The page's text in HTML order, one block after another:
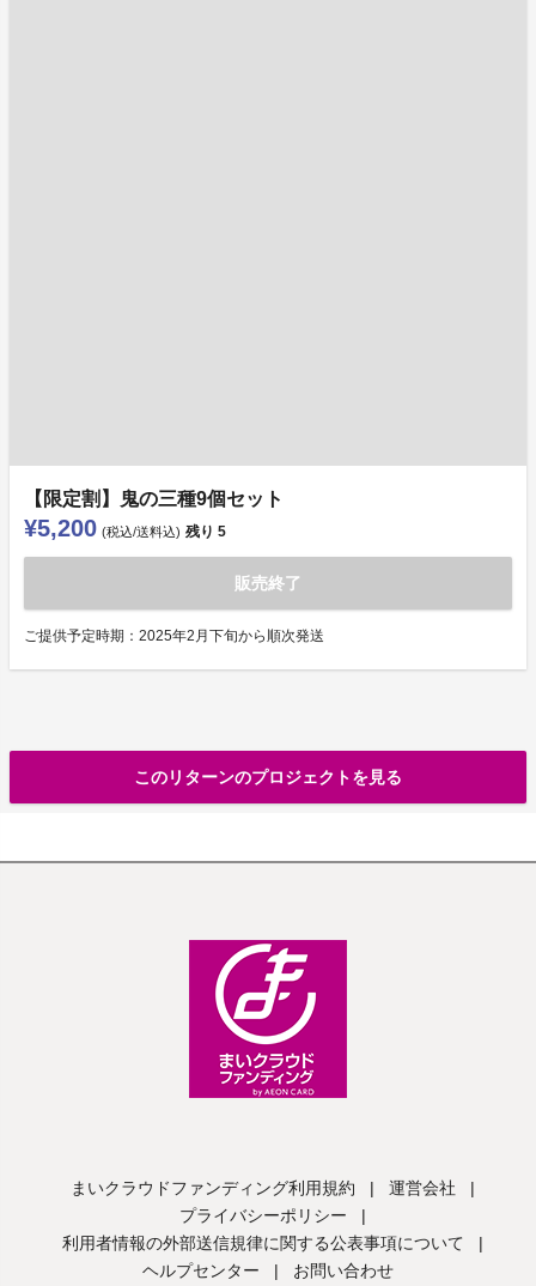
【限定割】鬼の三種9個セット
¥5,200 (税込/送料込) 残り 5
販売終了
ご提供予定時期：2025年2月下旬から順次発送
このリターンのプロジェクトを見る
まいクラウドファンディング利用規約 | 運営会社
|
プライバシーポリシー
|
利用者情報の外部送信規律に関する公表事項について
|
ヘルプセンター
| お問い合わせ